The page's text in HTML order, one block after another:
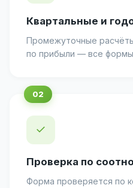
Квартальные и
Промежуточные
по прибыли — все
✓
Проверка по
Форма проверяется по